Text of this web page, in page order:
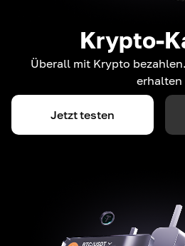
Krypto-
Überall mit Krypto
erhalten
Jetzt testen